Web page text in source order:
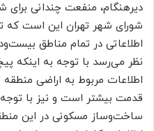
دیرهنگام، منفعت چندانی
شورای شهر تهران این است که
اطلاعاتی در تمام مناطق
نظر می‌‌رسد با توجه به اینکه
قدمت بیشتر است و نیز با
ساخت‌و‌ساز مسکونی در این